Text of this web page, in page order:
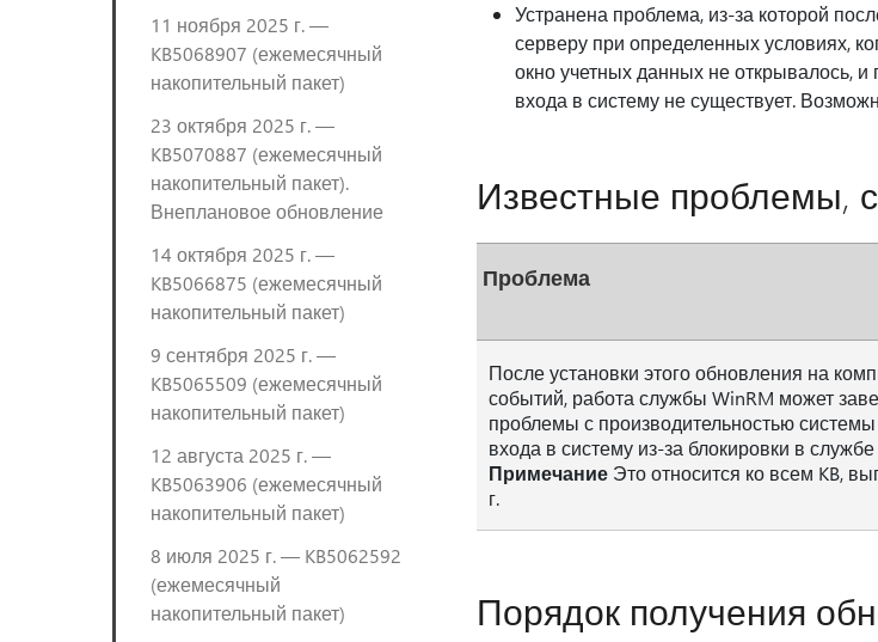
11 ноября 2025 г. —
KB5068907 (ежемесячный
накопительный пакет)
23 октября 2025 г. —
KB5070887 (ежемесячный
накопительный пакет).
Внеплановое обновление
14 октября 2025 г. —
KB5066875 (ежемесячный
накопительный пакет)
9 сентября 2025 г. —
KB5065509 (ежемесячный
накопительный пакет)
12 августа 2025 г. —
KB5063906 (ежемесячный
накопительный пакет)
8 июля 2025 г. — KB5062592
(ежемесячный
накопительный пакет)
Устранена проблема, из-за которой
серверу при определенных условиях,
окно учетных данных не открывалось,
входа в систему не существует.
Известные проблемы,
Проблема
После установки этого обновления на
событий, работа службы WinRM может
проблемы с производительностью
входа в систему из-за блокировки в
Примечание Это относится ко всем KB,
г.
Порядок получения